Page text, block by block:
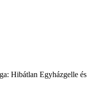
Hibátlan Egyházgelle és